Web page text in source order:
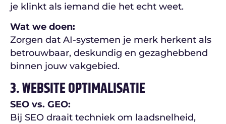
je klinkt als iemand die het echt weet.
Wat we doen:
Zorgen dat AI-systemen je merk herkent als
betrouwbaar, deskundig en gezaghebbend
binnen jouw vakgebied.
3. WEBSITE OPTIMALISATIE
SEO vs. GEO:
Bij SEO draait techniek om laadsnelheid,